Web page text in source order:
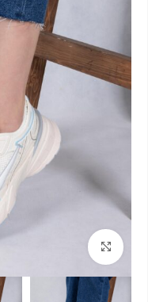
بزرگنمایی تصویر